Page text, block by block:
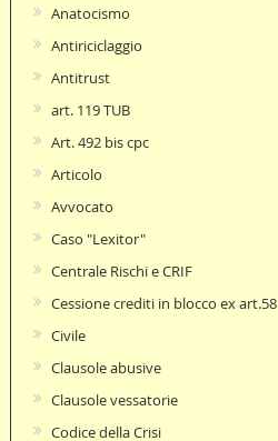
Anatocismo
Antiriciclaggio
Antitrust
art. 119 TUB
Art. 492 bis cpc
Articolo
Avvocato
Caso "Lexitor"
Centrale Rischi e CRIF
Cessione crediti in blocco ex art.58
Civile
Clausole abusive
Clausole vessatorie
Codice della Crisi